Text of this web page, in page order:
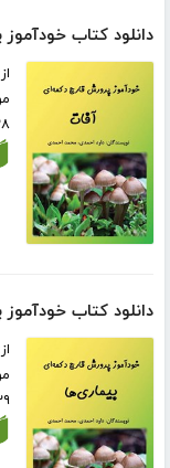
دانلود کتاب
۲۸
دانلود کتاب
۲۹